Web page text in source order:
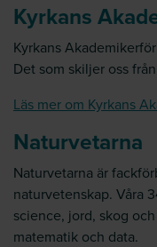
Kyrkans
Kyrkans
Det som skiljer oss
Läs mer om Kyrkans
Naturvetarna
Naturvetarna är
naturvetenskap. Våra
science, jord, skog
matematik och data.